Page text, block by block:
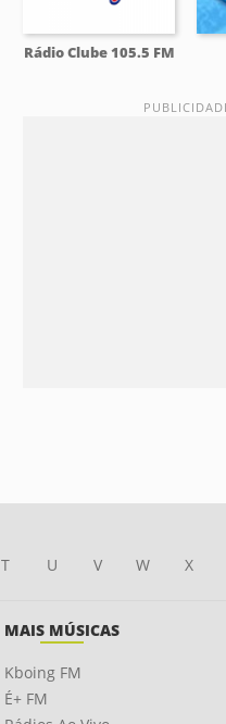
Rádio Clube 105.5 FM
T U V W X
MAIS MÚSICAS
Kboing FM
É+ FM